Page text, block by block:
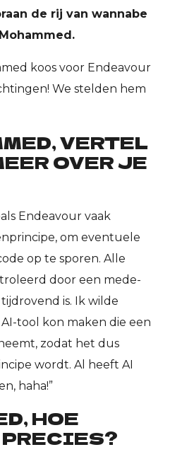
de rij van wannabe
koos voor Endeavour
We stelden hem
VERTEL
OVER JE
Endeavour vaak
om eventuele
op te sporen. Alle
door een mede-
is. Ik wilde
tool kon maken die een
zodat het dus
wordt. Al heeft AI
haha!”
HOE
PRECIES?